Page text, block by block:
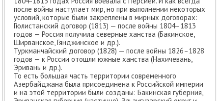
после войны наступает мир, но при выполнении некоторых
условий, которые были закреплены в мирных договорах:
Гюлистанский договор (1813) — после войны 1804–1813
годов — Россия получила северные ханства (Бакинское,
Ширванское, Гянджинское и др.).
Туркманчайский договор (1828) — после войны 1826–1828
годов — к России отошли южные ханства (Нахичевань,
Эривань и др.).
То есть большая часть территории современного
Азербайджана была присоединена к Российской империи
и на этой территории были созданы: Бакинская губерния,